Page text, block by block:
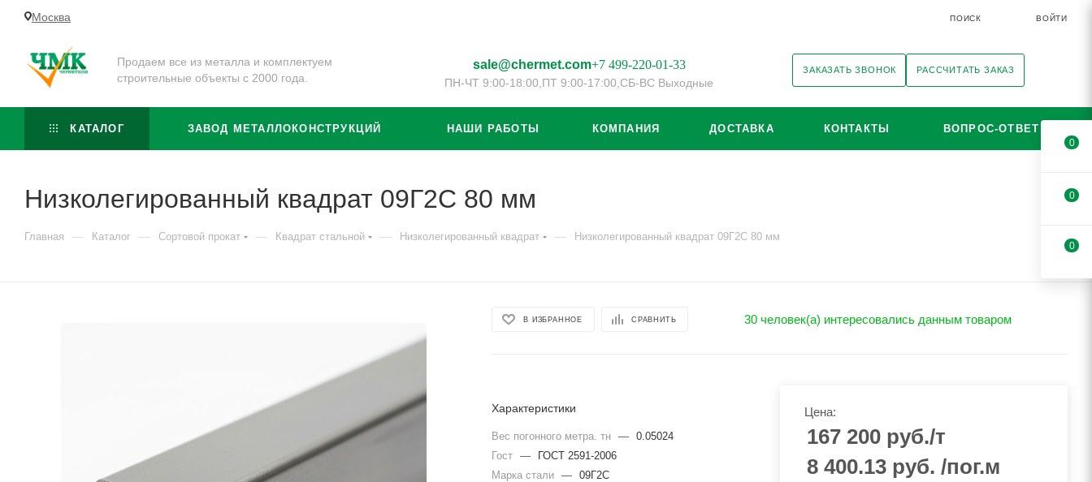
Москва ПОИСК ВОЙТИ
Продаем все из металла и комплектуем
строительные объекты с 2000 года.
sale@chermet.com+7 499-220-01-33
ПН-ЧТ 9:00-18:00, ПТ 9:00-17:00, СБ-ВС Выходные
ЗАКАЗАТЬ ЗВОНОК РАССЧИТАТЬ ЗАКАЗ
КАТАЛОГ ЗАВОД МЕТАЛЛОКОНСТРУКЦИЙ НАШИ РАБОТЫ КОМПАНИЯ ДОСТАВКА КОНТАКТЫ ВОПРОС-ОТВЕТ
Низколегированный квадрат 09Г2С 80 мм
Главная — Каталог — Сортовой прокат — Квадрат стальной — Низколегированный квадрат — Низколегированный квадрат 09Г2С 80 мм
В ИЗБРАННОЕ СРАВНИТЬ 30 человек(а) интересовались данным товаром
Характеристики
Вес погонного метра. тн —
0.05024
Гост
—
ГОСТ 2591-2006
Марка стали
—
09Г2С
Цена:
167 200руб./т
8 400.13 руб. /пог.м
0
0
0